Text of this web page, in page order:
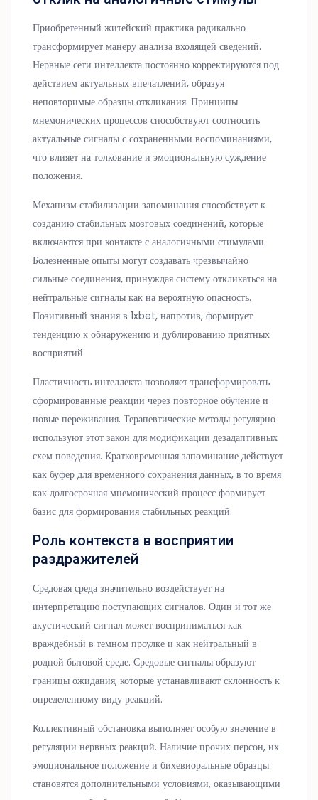
Приобретенный житейский практика радикально
трансформирует манеру анализа входящей сведений.
Нервные сети интеллекта постоянно корректируются под
действием актуальных впечатлений, образуя
неповторимые образцы откликания. Принципы
мнемонических процессов способствуют соотносить
актуальные сигналы с сохраненными воспоминаниями,
что влияет на толкование и эмоциональную суждение
положения.
Механизм стабилизации запоминания способствует к
созданию стабильных мозговых соединений, которые
включаются при контакте с аналогичными стимулами.
Болезненные опыты могут создавать чрезвычайно
сильные соединения, принуждая систему откликаться на
нейтральные сигналы как на вероятную опасность.
Позитивный знания в 1xbet, напротив, формирует
тенденцию к обнаружению и дублированию приятных
восприятий.
Пластичность интеллекта позволяет трансформировать
сформированные реакции через повторное обучение и
новые переживания. Терапевтические методы регулярно
используют этот закон для модификации дезадаптивных
схем поведения. Кратковременная запоминание действует
как буфер для временного сохранения данных, в то время
как долгосрочная мнемонический процесс формирует
базис для формирования стабильных реакций.
Роль контекста в восприятии
раздражителей
Средовая среда значительно воздействует на
интерпретацию поступающих сигналов. Один и тот же
акустический сигнал может восприниматься как
враждебный в темном проулке и как нейтральный в
родной бытовой среде. Средовые сигналы образуют
границы ожидания, которые устанавливают склонность к
определенному виду реакций.
Коллективный обстановка выполняет особую значение в
регуляции нервных реакций. Наличие прочих персон, их
эмоциональное положение и бихевиоральные образцы
становятся дополнительными условиями, оказывающими